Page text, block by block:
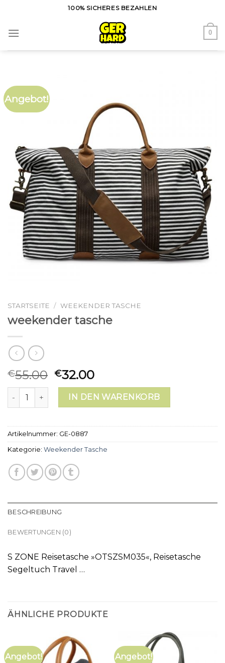
content
100% SICHERES BEZAHLEN
0
Angebot!
STARTSEITE / WEEKENDER TASCHE
weekender tasche
€55.00 €32.00
weekender tasche MengeIN DEN WARENKORB
Artikelnummer: GE-0887
Kategorie: Weekender Tasche
BESCHREIBUNG
BEWERTUNGEN (0)
S ZONE Reisetasche »OTSZSM035«, Reisetasche
Segeltuch Travel …
ÄHNLICHE PRODUKTE
Angebot! Angebot!